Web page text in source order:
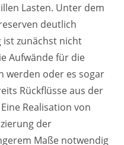
Lasten. Unter dem
deutlich
ist zunächst nicht
Aufwände für die
werden oder es sogar
Rückflüsse aus der
Realisation von
der
Maße notwendig